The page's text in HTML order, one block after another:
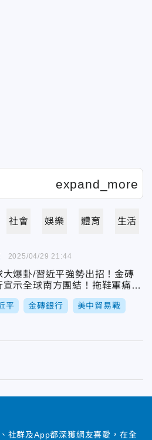
社會 娛樂 體育 生活
大爆卦/習近平強勢出招！金磚
宣示全球南方團結！拖鞋軍痛
美軍軍演變笑話
平 金磚銀行 美中貿易戰
2025/04/29 21:44
社群及App都深獲網友喜愛，在全